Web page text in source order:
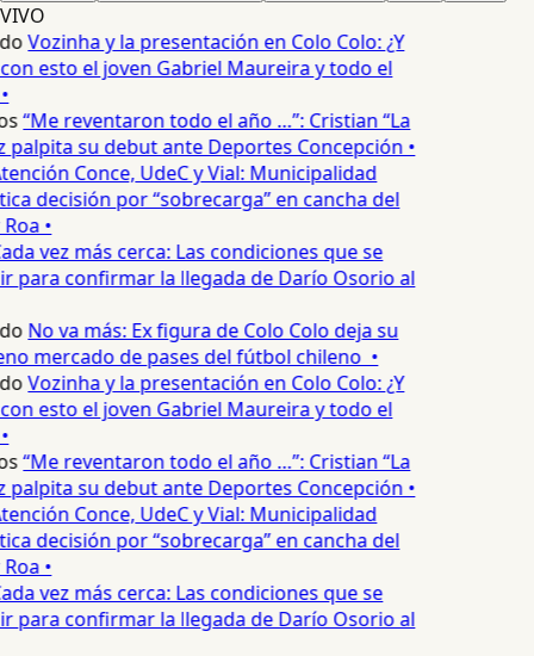
VIVO
Vozinha y la presentación en Colo Colo: ¿Y
esto el joven Gabriel Maureira y todo el
“Me reventaron todo el año …”: Cristian “La
palpita su debut ante Deportes Concepción •
Conce, UdeC y Vial: Municipalidad
decisión por “sobrecarga” en cancha del
•
vez más cerca: Las condiciones que se
para confirmar la llegada de Darío Osorio al
No va más: Ex figura de Colo Colo deja su
mercado de pases del fútbol chileno •
Vozinha y la presentación en Colo Colo: ¿Y
esto el joven Gabriel Maureira y todo el
“Me reventaron todo el año …”: Cristian “La
palpita su debut ante Deportes Concepción •
Conce, UdeC y Vial: Municipalidad
decisión por “sobrecarga” en cancha del
•
vez más cerca: Las condiciones que se
para confirmar la llegada de Darío Osorio al